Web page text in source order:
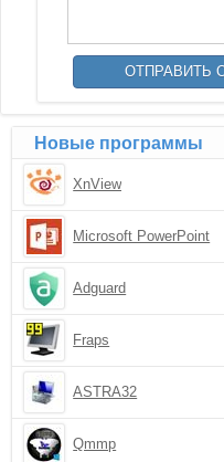
Новые программы
XnView
Microsoft PowerPoint
Adguard
Fraps
ASTRA32
Qmmp